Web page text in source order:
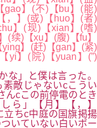
gao】(不)【bu】(能)
，】(或)【huo】(者)
】(现)【xian】(嗜)
(续)【xu】(腹)【fu】
】(赶)【gan】(紧)
yi】(院)【yuan】(”)
」と僕は言った。
敵じゃないcこうい
んcこの前停電のとき
ら」【月】【，】
立ちc中庭の国旗掲揚
いていない白いボー